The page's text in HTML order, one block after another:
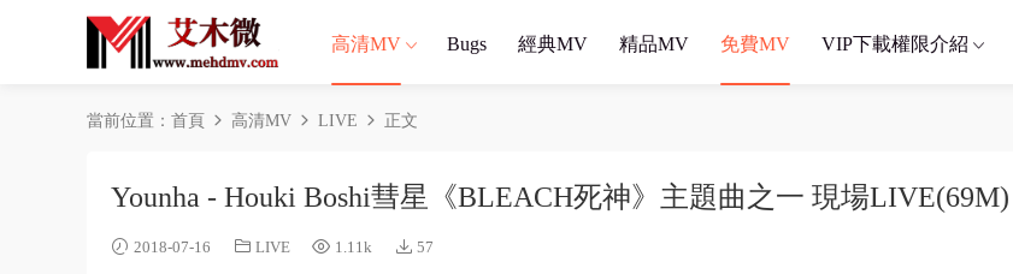
高清MV Bugs 經典MV 精品MV 免費MV VIP下載權限介紹
當前位置： 首頁 高清MV LIVE 正文
Younha - Houki Boshi彗星《BLEACH死神》主題曲之一 現場LIVE(69M)
2018-07-16 LIVE 1.11k 57